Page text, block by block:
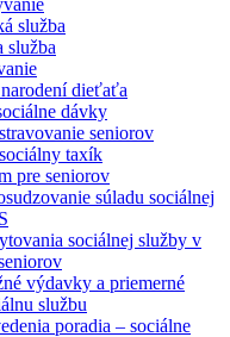
služba
služba
dieťaťa
dávky
seniorov
taxík
pre seniorov
súladu sociálnej
sociálnej služby v
výdavky a priemerné
službu
poradia – sociálne